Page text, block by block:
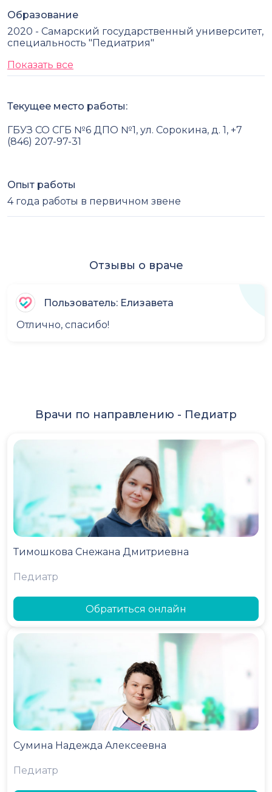
Образование
2020 - Самарский государственный университет,
специальность "Педиатрия"
Показать все
Текущее место работы:
ГБУЗ СО СГБ №6 ДПО №1, ул. Сорокина, д. 1, +7
(846) 207-97-31
Опыт работы
4 года работы в первичном звене
Отзывы о враче
Пользователь: Елизавета
Отлично, спасибо!
Врачи по направлению - Педиатр
Тимошкова Снежана Дмитриевна
Педиатр
Обратиться онлайн
Сумина Надежда Алексеевна
Педиатр